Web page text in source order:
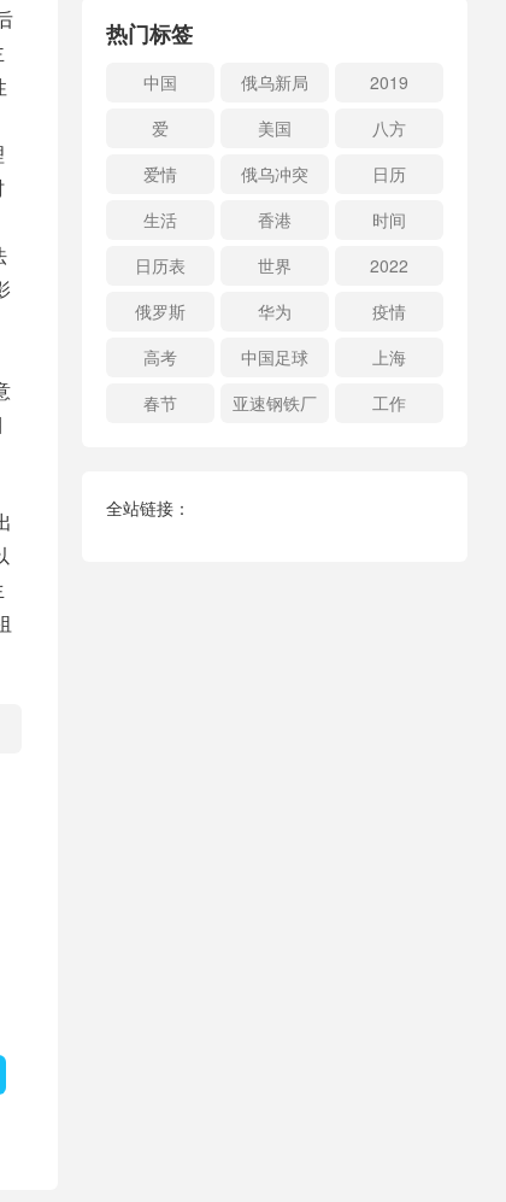
热门标签
中国 俄乌新局
2019
爱
美国
八方
爱情
俄乌冲突
日历
生活
香港
时间
日历表
世界
2022
俄罗斯
华为
疫情
高考
中国足球
上海
春节
亚速钢铁厂 工作
全站链接：